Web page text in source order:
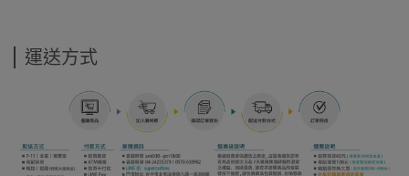
運送方式